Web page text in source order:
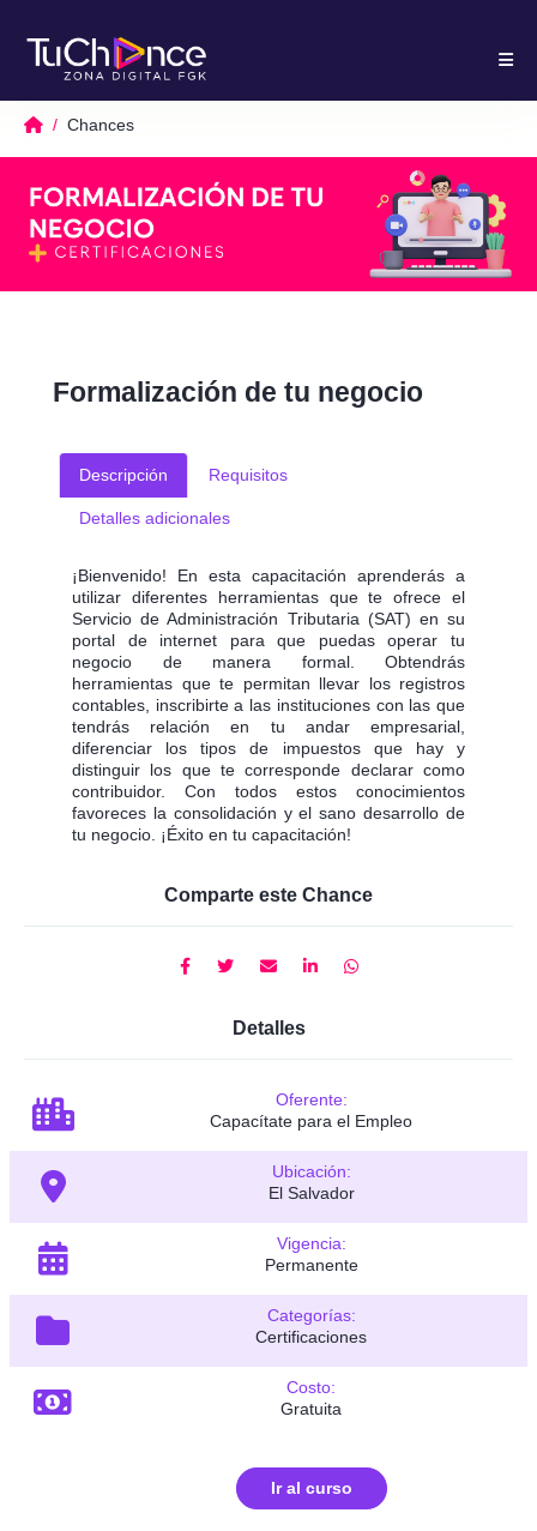
Chances
Formalización de tu negocio
Descripción Requisitos
Detalles adicionales
¡Bienvenido! En esta capacitación aprenderás a
utilizar diferentes herramientas que te ofrece el
Servicio de Administración Tributaria (SAT) en su
portal de internet para que puedas operar tu
negocio de manera formal. Obtendrás
herramientas que te permitan llevar los registros
contables, inscribirte a las instituciones con las que
tendrás relación en tu andar empresarial,
diferenciar los tipos de impuestos que hay y
distinguir los que te corresponde declarar como
contribuidor. Con todos estos conocimientos
favoreces la consolidación y el sano desarrollo de
tu negocio. ¡Éxito en tu capacitación!
Comparte este Chance
Detalles
Oferente:
Capacítate para el Empleo
Ubicación:
El Salvador
Vigencia:
Permanente
Categorías:
Certificaciones
Costo:
Gratuita
Ir al curso